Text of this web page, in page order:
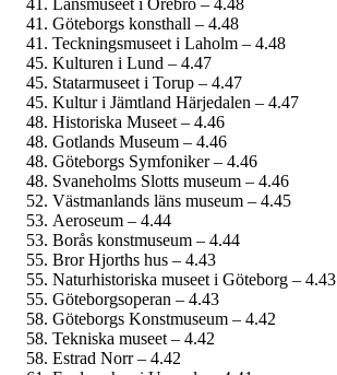
Länsmuseet i Örebro – 4.48
Göteborgs konsthall – 4.48
Teckningsmuseet i Laholm – 4.48
Kulturen i Lund – 4.47
Statarmuseet i Torup – 4.47
Kultur i Jämtland Härjedalen – 4.47
Historiska Museet – 4.46
Gotlands Museum – 4.46
Göteborgs Symfoniker – 4.46
Svaneholms Slotts museum – 4.46
Västmanlands läns museum – 4.45
Aeroseum – 4.44
Borås konstmuseum – 4.44
Bror Hjorths hus – 4.43
Naturhistoriska museet i Göteborg – 4.43
Göteborgs­operan – 4.43
Göteborgs Konstmuseum – 4.42
Tekniska museet – 4.42
Estrad Norr – 4.42